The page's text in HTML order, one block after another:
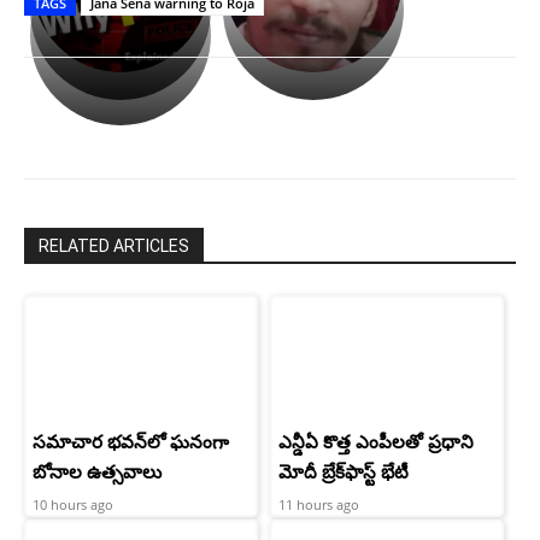
లేకుండా
అసంపూర్ణం
ఇండియా
స్టార్
హీరోయిన్‏గా
శ్రీనిధి
రివెంజ్
తీర్చుకున్న
ఉపాసన..
పాపం
రామ్
RELATED ARTICLES
సమాచార భవన్‌లో ఘనంగా
బోనాల ఉత్సవాలు
10 hours ago
ఎన్డీఏ కొత్త ఎంపీలతో ప్రధాని
మోదీ బ్రేక్‌ఫాస్ట్ భేటీ
11 hours ago